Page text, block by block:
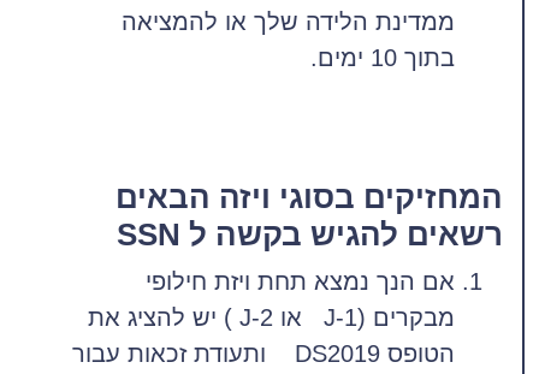
ממדינת הלידה שלך או להמציאה
בתוך 10 ימים.
המחזיקים בסוגי ויזה הבאים
רשאים להגיש בקשה ל SSN
אם הנך נמצא תחת ויזת חילופי
מבקרים (J-1 או J-2 ) יש להציג את
הטופס DS2019 ותעודת זכאות עבור